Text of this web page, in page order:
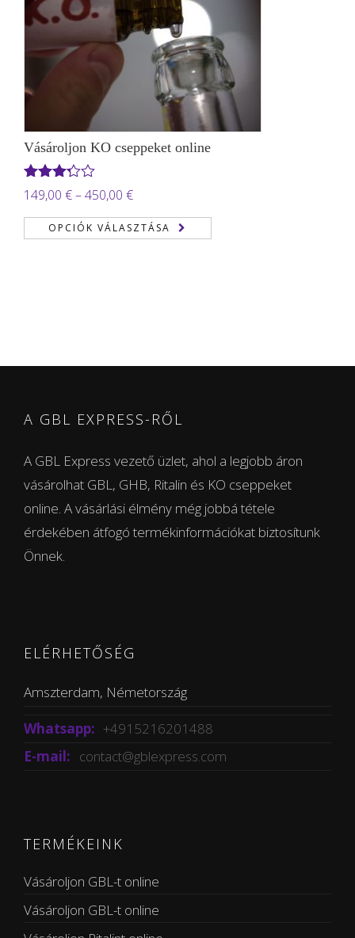
Vásároljon KO cseppeket online
Értékelés:
3.22/
5
149,00 €–450,00 €Ártartomány:
149,00 €
-
OPCIÓK VÁLASZTÁSA
A GBL EXPRESS-RŐL
A GBL Express vezető üzlet, ahol a legjobb áron
vásárolhat GBL, GHB, Ritalin és KO cseppeket
online. A vásárlási élmény még jobbá tétele
érdekében átfogó termékinformációkat biztosítunk
Önnek.
ELÉRHETŐSÉG
Amszterdam, Németország
Whatsapp: +4915216201488
E-mail: contact@gblexpress.com
TERMÉKEINK
Vásároljon GBL-t online
Vásároljon GBL-t online